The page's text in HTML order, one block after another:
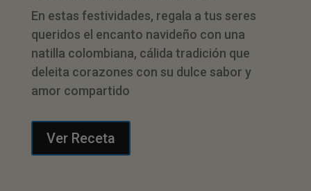
En estas festividades, regala a tus seres
queridos el encanto navideño con una
natilla colombiana, cálida tradición que
deleita corazones con su dulce sabor y
amor compartido
Ver Receta